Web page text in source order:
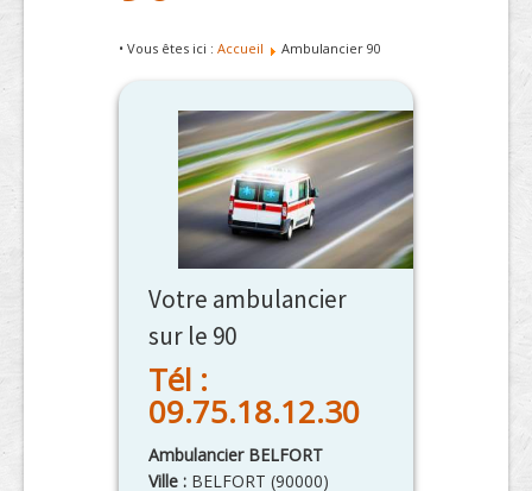
• Vous êtes ici : Accueil Ambulancier 90
Votre ambulancier
sur le 90
Tél :
09.75.18.12.30
Ambulancier BELFORT
Ville : BELFORT (90000)